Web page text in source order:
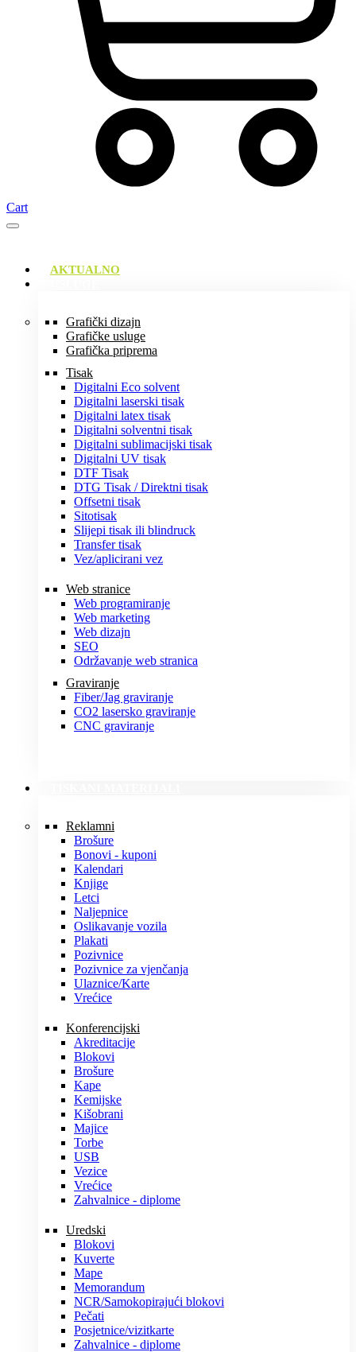
Cart
AKTUALNO
Grafički dizajn
Grafičke usluge
Grafička priprema
Tisak
Digitalni Eco solvent
Digitalni laserski tisak
Digitalni latex tisak
Digitalni solventni tisak
Digitalni sublimacijski tisak
Digitalni UV tisak
DTF Tisak
DTG Tisak / Direktni tisak
Offsetni tisak
Sitotisak
Slijepi tisak ili blindruck
Transfer tisak
Vez/aplicirani vez
Web stranice
Web programiranje
Web marketing
Web dizajn
SEO
Održavanje web stranica
Graviranje
Fiber/Jag graviranje
CO2 lasersko graviranje
CNC graviranje
Reklamni
Brošure
Bonovi - kuponi
Kalendari
Knjige
Letci
Naljepnice
Oslikavanje vozila
Plakati
Pozivnice
Pozivnice za vjenčanja
Ulaznice/Karte
Vrećice
Konferencijski
Akreditacije
Blokovi
Brošure
Kape
Kemijske
Kišobrani
Majice
Torbe
USB
Vezice
Vrećice
Zahvalnice - diplome
Uredski
Blokovi
Kuverte
Mape
Memorandum
NCR/Samokopirajući blokovi
Pečati
Posjetnice/vizitkarte
Zahvalnice - diplome